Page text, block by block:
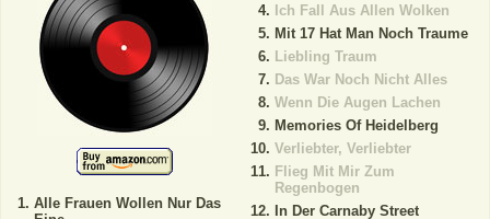
Alle Frauen Wollen Nur Das
Ich Fall Aus Allen Wolken
Mit 17 Hat Man Noch Traume
Liebling Traum
Das War Noch Nicht Alles
Wenn Die Augen Lachen
Memories Of Heidelberg
Verliebter, Verliebter
Flieg Mit Mir Zum
Regenbogen
In Der Carnaby Street